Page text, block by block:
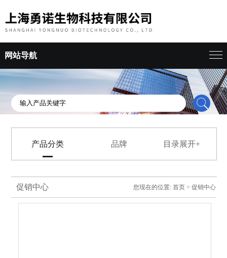
网站导航
产品分类 品牌 目录展开+
促销中心 您现在的位置: 首页> 促销中心